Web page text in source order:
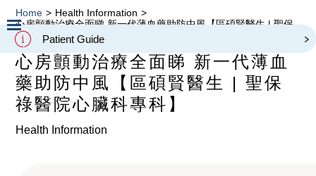
Patient Guide
Slide 2 of 3.
Home > Health Information >
心房顫動治療全面睇 新一代薄血藥助防中風【區碩賢醫生 | 聖保
祿醫院心臟科專科】
心房顫動治療全面睇 新一代薄血
藥助防中風【區碩賢醫生 | 聖保
祿醫院心臟科專科】
Health Information